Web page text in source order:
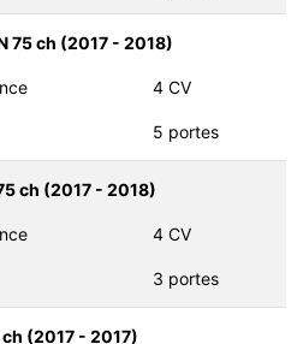
75 ch (2017 - 2018)
4 CV
5 portes
ch (2017 - 2018)
4 CV
3 portes
ch (2017 - 2017)